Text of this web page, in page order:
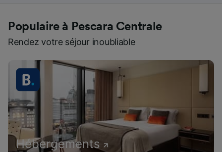
Populaire à Pescara Centrale
Rendez votre séjour inoubliable
Hébergements